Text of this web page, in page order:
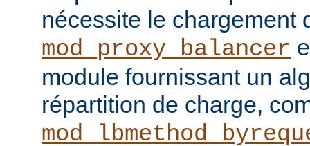
nécessite le chargement
mod_proxy_balancer
module fournissant un
répartition de charge,